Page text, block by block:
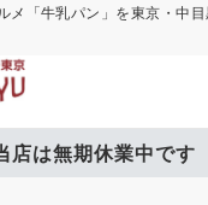
メ「牛乳パン」を東京・中
店は無期休業中です